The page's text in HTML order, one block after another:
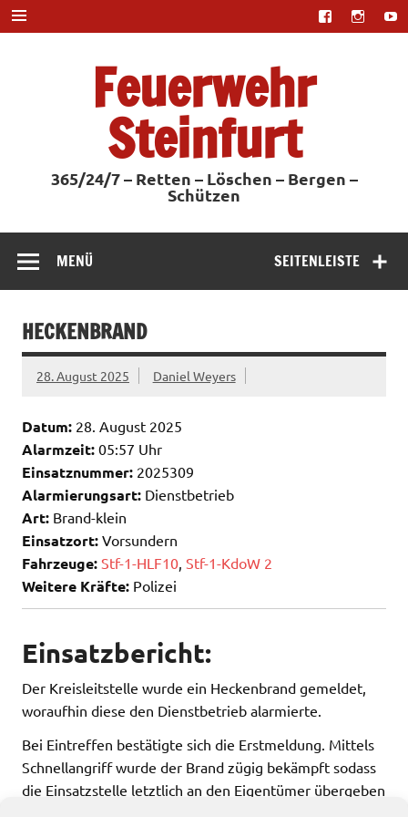
Zum
Inhalt
springen
Feuerwehr
Steinfurt
365/24/7 – Retten – Löschen – Bergen –
Schützen
SEITENLEISTE
MENÜ
HECKENBRAND
28. August 2025 Daniel Weyers
Datum: 28. August 2025
Alarmzeit: 05:57 Uhr
Einsatznummer: 2025309
Alarmierungsart: Dienstbetrieb
Art: Brand-klein
Einsatzort: Vorsundern
Fahrzeuge: Stf-1-HLF10 Stf-1-KdoW 2
Weitere Kräfte: Polizei
Einsatzbericht:
Der Kreisleitstelle wurde ein Heckenbrand gemeldet,
woraufhin diese den Dienstbetrieb alarmierte.
Bei Eintreffen bestätigte sich die Erstmeldung. Mittels
Schnellangriff wurde der Brand zügig bekämpft sodass
die Einsatzstelle letztlich an den Eigentümer übergeben